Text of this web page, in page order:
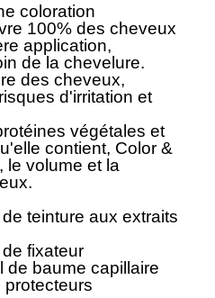
coloration
100% des cheveux
application,
de la chevelure.
des cheveux,
d'irritation et
végétales et
contient, Color &
le volume et la
teinture aux extraits
fixateur
de baume capillaire
protecteurs